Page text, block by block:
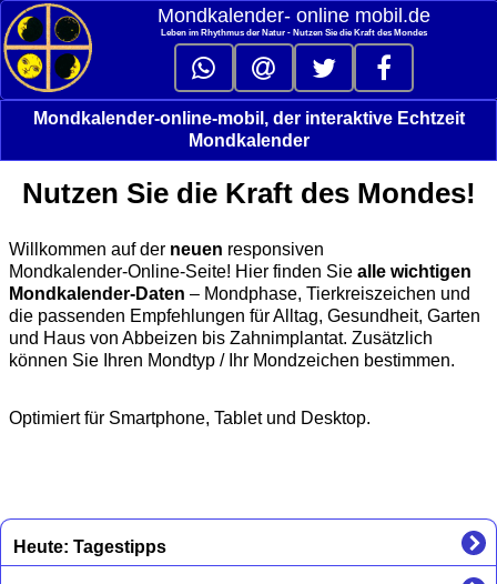
Mondkalender‑ online mobil.de
Leben im Rhythmus der Natur - Nutzen Sie die Kraft des Mondes
Mondkalender-online-mobil, der interaktive Echtzeit
Mondkalender
Nutzen Sie die Kraft des Mondes!
Willkommen auf der neuen responsiven
Mondkalender‑Online‑Seite! Hier finden Sie alle wichtigen
Mondkalender‑Daten – Mondphase, Tierkreiszeichen und
die passenden Empfehlungen für Alltag, Gesundheit, Garten
und Haus von Abbeizen bis Zahnimplantat. Zusätzlich
können Sie Ihren Mondtyp / Ihr Mondzeichen bestimmen.
Optimiert für Smartphone, Tablet und Desktop.
Heute: Tagestipps